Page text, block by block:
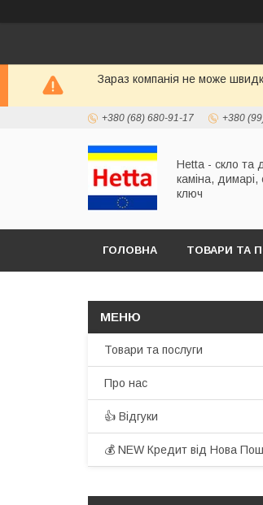
Зараз компанія не може
+380 (68) 680-91-17 +380
Hetta - скло та
каміна, димарі,
ключ
ГОЛОВНА ТОВАРИ ТА
Товари та послуги
Про нас
👍 Відгуки
💰 NEW Кредит від Нова